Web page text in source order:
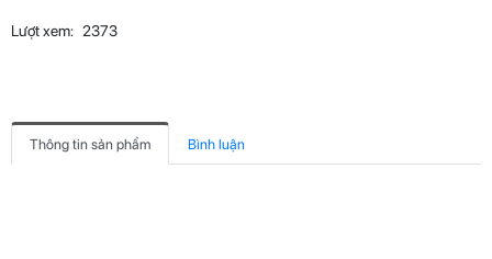
Lượt xem: 2373
Thông tin sản phẩm Bình luận